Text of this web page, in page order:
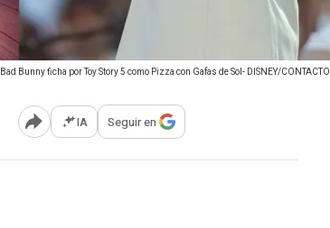
Bad Bunny ficha por Toy Story 5 como Pizza con Gafas de Sol- DISNEY/CONTACTO
Abrir opciones para compartir
IA Seguir en